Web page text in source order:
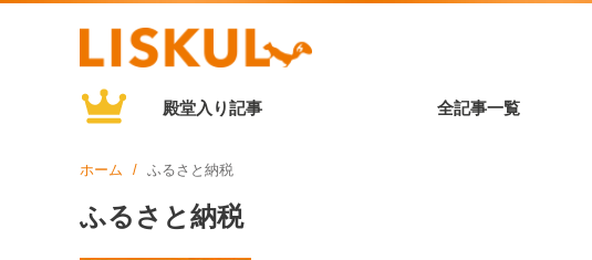
殿堂入り記事 全記事一覧
ホーム ふるさと納税
ふるさと納税